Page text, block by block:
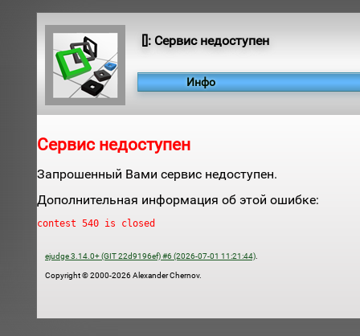
[]: Сервис недоступен
Инфо
Сервис недоступен
Запрошенный Вами сервис недоступен.
Дополнительная информация об этой ошибке:
contest 540 is closed
ejudge 3.14.0+ (GIT 22d9196ef) #6 (2026-07-01 11:21:44)
Copyright © 2000-2026 Alexander Chernov.